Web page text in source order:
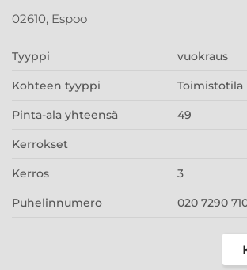
02610, Espoo
Tyyppi vuokraus
Kohteen tyyppi Toimistotila
Pinta-ala yhteensä 49
Kerrokset
Kerros 3
Puhelinnumero 020 7290